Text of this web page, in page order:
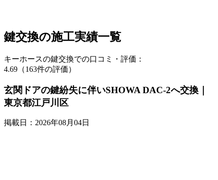
鍵交換の施工実績一覧
キーホースの鍵交換での口コミ・評価：
4.69（163件の評価）
玄関ドアの鍵紛失に伴いSHOWA DAC-2へ交換｜
東京都江戸川区
掲載日：2026年08月04日